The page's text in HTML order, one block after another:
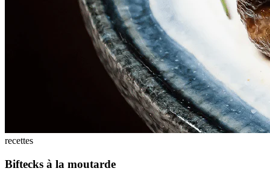
recettes
Biftecks à la moutarde